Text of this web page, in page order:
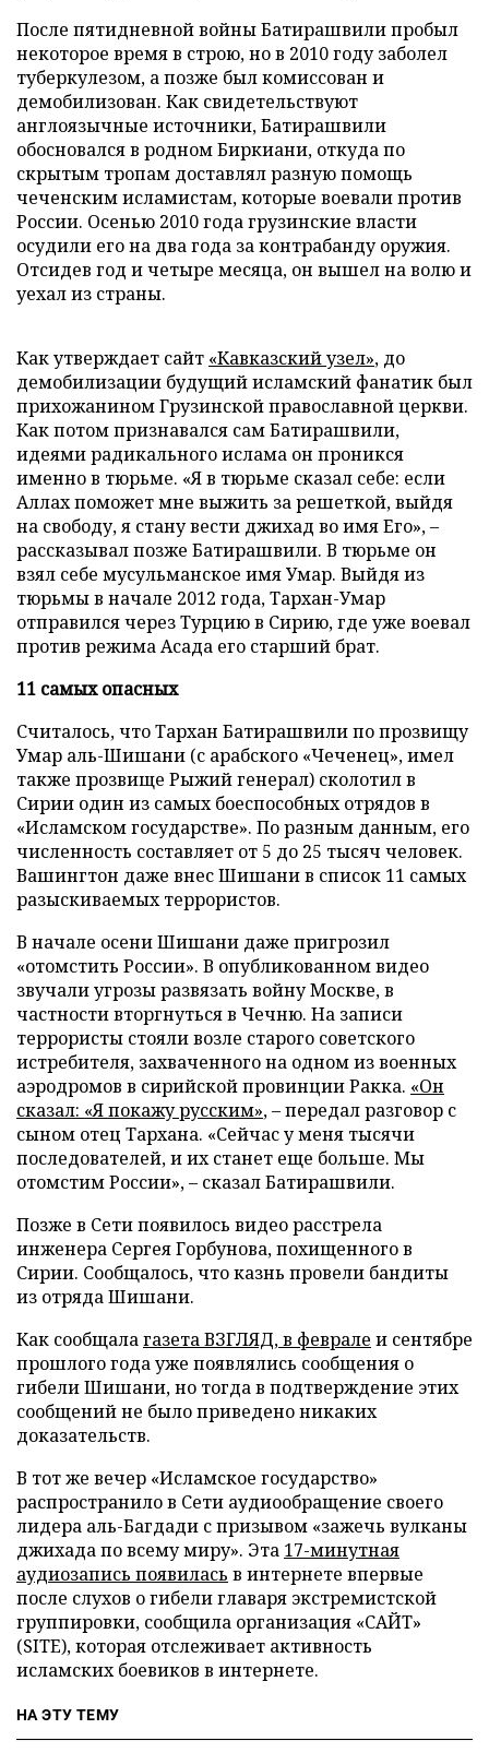
После пятидневной войны Батирашвили пробыл
некоторое время в строю, но в 2010 году заболел
туберкулезом, а позже был комиссован и
демобилизован. Как свидетельствуют
англоязычные источники, Батирашвили
обосновался в родном Биркиани, откуда по
скрытым тропам доставлял разную помощь
чеченским исламистам, которые воевали против
России. Осенью 2010 года грузинские власти
осудили его на два года за контрабанду оружия.
Отсидев год и четыре месяца, он вышел на волю и
уехал из страны.
Как утверждает сайт «Кавказский узел», до
демобилизации будущий исламский фанатик был
прихожанином Грузинской православной церкви.
Как потом признавался сам Батирашвили,
идеями радикального ислама он проникся
именно в тюрьме. «Я в тюрьме сказал себе: если
Аллах поможет мне выжить за решеткой, выйдя
на свободу, я стану вести джихад во имя Его», –
рассказывал позже Батирашвили. В тюрьме он
взял себе мусульманское имя Умар. Выйдя из
тюрьмы в начале 2012 года, Тархан-Умар
отправился через Турцию в Сирию, где уже воевал
против режима Асада его старший брат.
11 самых опасных
Считалось, что Тархан Батирашвили по прозвищу
Умар аль-Шишани (с арабского «Чеченец», имел
также прозвище Рыжий генерал) сколотил в
Сирии один из самых боеспособных отрядов в
«Исламском государстве». По разным данным, его
численность составляет от 5 до 25 тысяч человек.
Вашингтон даже внес Шишани в список 11 самых
разыскиваемых террористов.
В начале осени Шишани даже пригрозил
«отомстить России». В опубликованном видео
звучали угрозы развязать войну Москве, в
частности вторгнуться в Чечню. На записи
террористы стояли возле старого советского
истребителя, захваченного на одном из военных
аэродромов в сирийской провинции Ракка. «Он
сказал: «Я покажу русским», – передал разговор с
сыном отец Тархана. «Сейчас у меня тысячи
последователей, и их станет еще больше. Мы
отомстим России», – сказал Батирашвили.
Позже в Сети появилось видео расстрела
инженера Сергея Горбунова, похищенного в
Сирии. Сообщалось, что казнь провели бандиты
из отряда Шишани.
Как сообщалагазета ВЗГЛЯД, в феврале и сентябре
прошлого года уже появлялись сообщения о
гибели Шишани, но тогда в подтверждение этих
сообщений не было приведено никаких
доказательств.
В тот же вечер «Исламское государство»
распространило в Сети аудиообращение своего
лидера аль-Багдади с призывом «зажечь вулканы
джихада по всему миру». Эта 17-минутная
аудиозапись появилась в интернете впервые
после слухов о гибели главаря экстремистской
группировки, сообщила организация «САЙТ»
(SITE), которая отслеживает активность
исламских боевиков в интернете.
НА ЭТУ ТЕМУ